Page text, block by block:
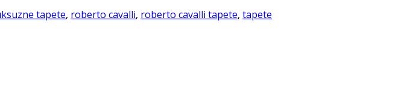
tapete, roberto cavalli, roberto cavalli tapete, tapete